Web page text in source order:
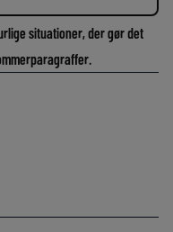
situationer, der gør det